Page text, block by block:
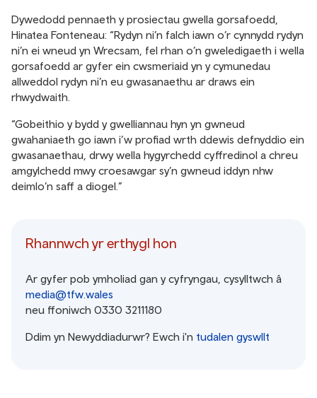
Dywedodd pennaeth y prosiectau gwella gorsafoedd,
Hinatea Fonteneau: “Rydyn ni’n falch iawn o’r cynnydd rydyn
ni’n ei wneud yn Wrecsam, fel rhan o’n gweledigaeth i wella
gorsafoedd ar gyfer ein cwsmeriaid yn y cymunedau
allweddol rydyn ni’n eu gwasanaethu ar draws ein
rhwydwaith.
“Gobeithio y bydd y gwelliannau hyn yn gwneud
gwahaniaeth go iawn i’w profiad wrth ddewis defnyddio ein
gwasanaethau, drwy wella hygyrchedd cyffredinol a chreu
amgylchedd mwy croesawgar sy’n gwneud iddyn nhw
deimlo’n saff a diogel.”
Rhannwch yr erthygl hon
Ar gyfer pob ymholiad gan y cyfryngau, cysylltwch â
media@tfw.wales
neu ffoniwch 0330 3211180
Ddim yn Newyddiadurwr? Ewch i'n tudalen gyswllt